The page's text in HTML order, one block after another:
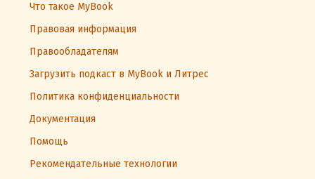
Что такое MyBook
Правовая информация
Правообладателям
Загрузить подкаст в MyBook и Литрес
Политика конфиденциальности
Документация
Помощь
Рекомендательные технологии